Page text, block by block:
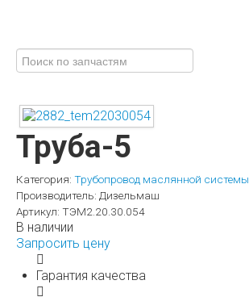
Труба-5
Категория: Трубопровод маслянной системы
Производитель: Дизельмаш
Артикул: ТЭМ2.20.30.054
В наличии
Запросить цену
Гарантия качества